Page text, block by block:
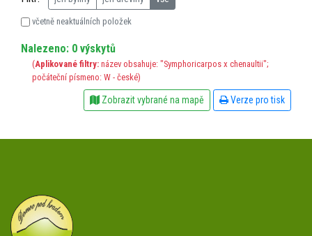
včetně neaktuálních položek
Nalezeno: 0 výskytů
(Aplikované filtry: název obsahuje: "Symphoricarpos x chenaultii";
počáteční písmeno: W - české)
Zobrazit vybrané na mapě Verze pro tisk